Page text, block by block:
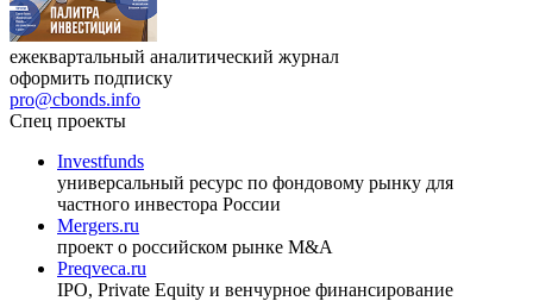
ежеквартальный аналитический журнал
оформить подписку
pro@cbonds.info
Спец проекты
Investfunds
универсальный ресурс по фондовому рынку для
частного инвестора России
Mergers.ru
проект о российском рынке M&A
Preqveca.ru
IPO, Private Equity и венчурное финансирование